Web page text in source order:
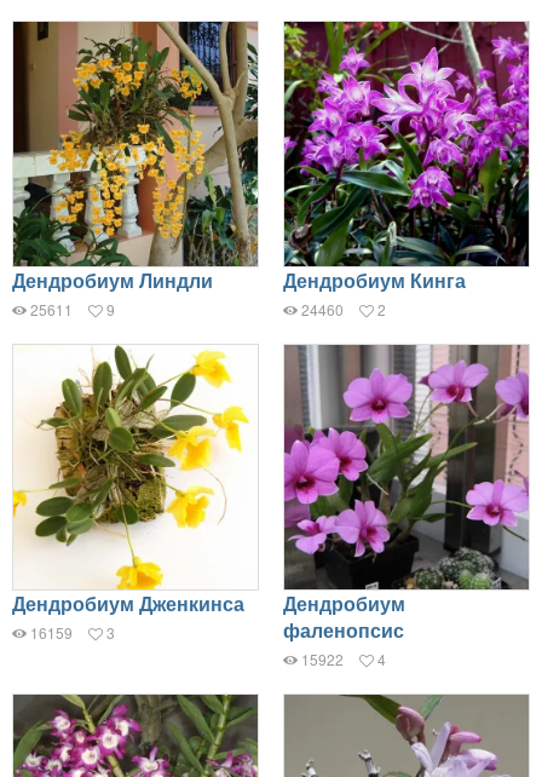
Дендробиум Линдли
25611 9
Дендробиум Кинга
24460 2
Дендробиум Дженкинса
16159 3
Дендробиум
фаленопсис
15922 4